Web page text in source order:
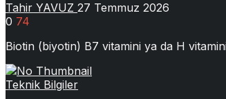
Tahir YAVUZ 27 Temmuz 2026
0 74
Biotin (biyotin) B7 vitamini ya da H
Teknik Bilgiler